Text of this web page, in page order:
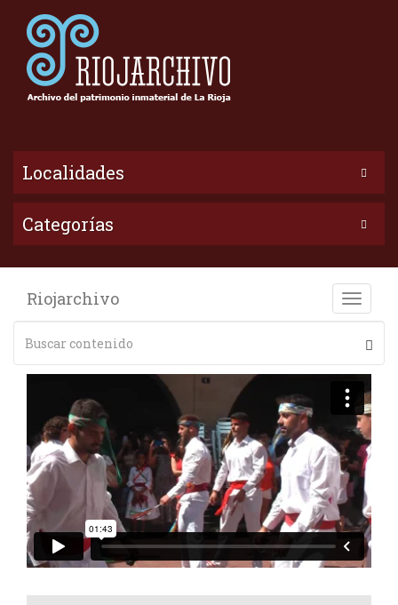
Localidades
Categorías
Toggle
Riojarchivo